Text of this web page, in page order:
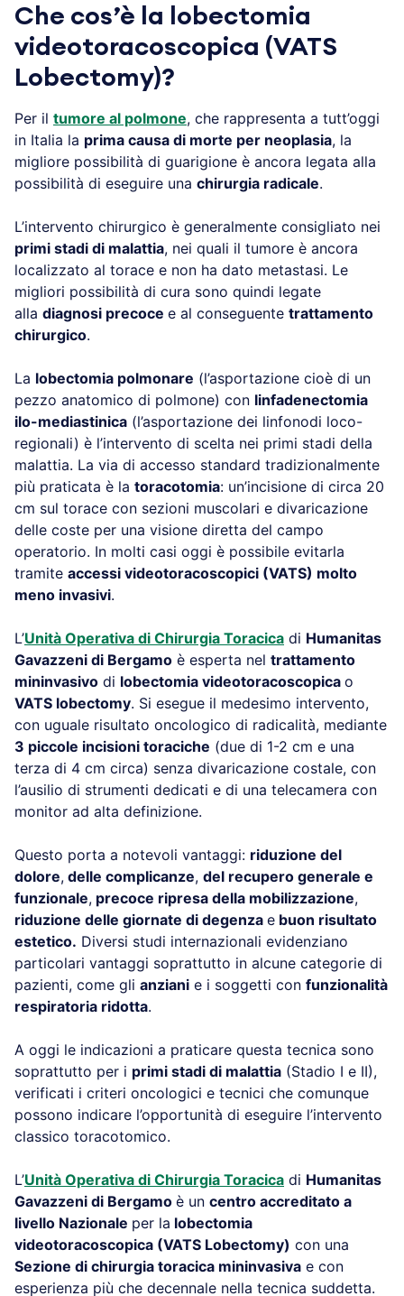
Che cos’è la lobectomia
videotoracoscopica (VATS
Lobectomy)?
Per il tumore al polmone, che rappresenta a tutt’oggi
in Italia la prima causa di morte per neoplasia, la
migliore possibilità di guarigione è ancora legata alla
possibilità di eseguire una chirurgia radicale.
L’intervento chirurgico è generalmente consigliato nei
primi stadi di malattia, nei quali il tumore è ancora
localizzato al torace e non ha dato metastasi. Le
migliori possibilità di cura sono quindi legate
alla diagnosi precoce e al conseguente trattamento
chirurgico.
La lobectomia polmonare (l’asportazione cioè di un
pezzo anatomico di polmone) con linfadenectomia
ilo-mediastinica (l’asportazione dei linfonodi loco-
regionali) è l’intervento di scelta nei primi stadi della
malattia. La via di accesso standard tradizionalmente
più praticata è la toracotomia: un’incisione di circa 20
cm sul torace con sezioni muscolari e divaricazione
delle coste per una visione diretta del campo
operatorio. In molti casi oggi è possibile evitarla
tramite accessi videotoracoscopici (VATS) molto
meno invasivi.
L’Unità Operativa di Chirurgia Toracica di Humanitas
Gavazzeni di Bergamo è esperta nel trattamento
mininvasivo di lobectomia videotoracoscopica o
VATS lobectomy. Si esegue il medesimo intervento,
con uguale risultato oncologico di radicalità, mediante
3 piccole incisioni toraciche (due di 1-2 cm e una
terza di 4 cm circa) senza divaricazione costale, con
l’ausilio di strumenti dedicati e di una telecamera con
monitor ad alta definizione.
Questo porta a notevoli vantaggi: riduzione del
dolore, delle complicanze, del recupero generale e
funzionale, precoce ripresa della mobilizzazione,
riduzione delle giornate di degenza e buon risultato
estetico. Diversi studi internazionali evidenziano
particolari vantaggi soprattutto in alcune categorie di
pazienti, come gli anziani e i soggetti con funzionalità
respiratoria ridotta.
A oggi le indicazioni a praticare questa tecnica sono
soprattutto per i primi stadi di malattia (Stadio I e II),
verificati i criteri oncologici e tecnici che comunque
possono indicare l’opportunità di eseguire l’intervento
classico toracotomico.
L’Unità Operativa di Chirurgia Toracica di Humanitas
Gavazzeni di Bergamo è un centro accreditato a
livello Nazionale per la lobectomia
videotoracoscopica (VATS Lobectomy) con una
Sezione di chirurgia toracica mininvasiva e con
esperienza più che decennale nella tecnica suddetta.